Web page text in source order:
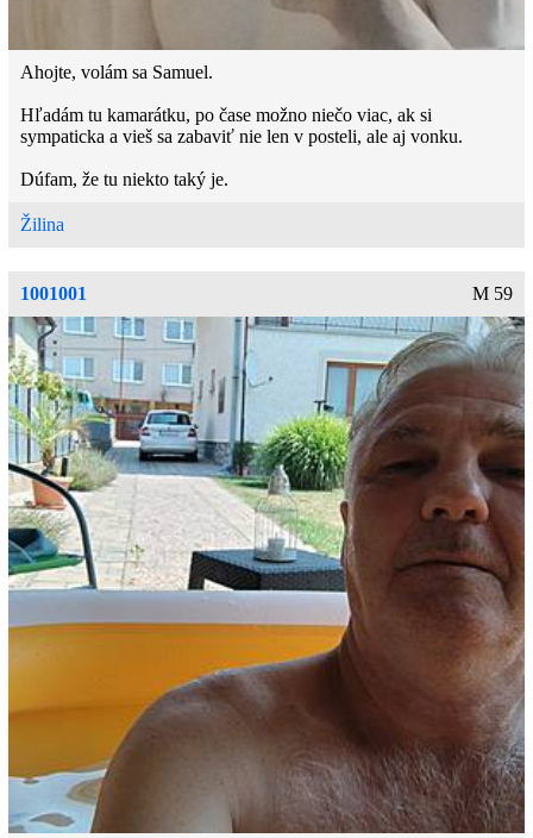
Ahojte, volám sa Samuel.
Hľadám tu kamarátku, po čase možno niečo viac, ak si
sympaticka a vieš sa zabaviť nie len v posteli, ale aj vonku.
Dúfam, že tu niekto taký je.
Žilina
1001001 M 59